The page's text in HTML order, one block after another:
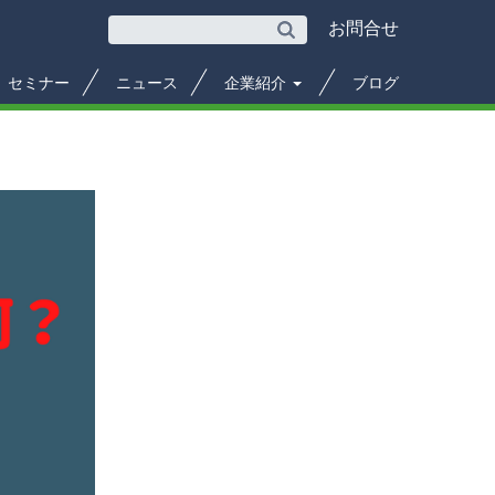
お問合せ
セミナー ニュース 企業紹介 ブログ